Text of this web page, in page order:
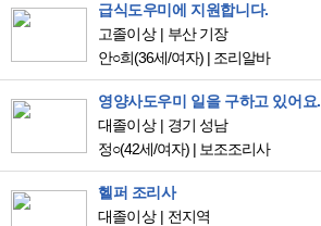
급식도우미에 지원합니다.
고졸이상
부산 기장
안○희(36세/여자) | 조리알바
영양사도우미 일을 구하고 있어요.
대졸이상
경기 성남
정○(42세/여자) | 보조조리사
헬퍼 조리사
대졸이상
전지역